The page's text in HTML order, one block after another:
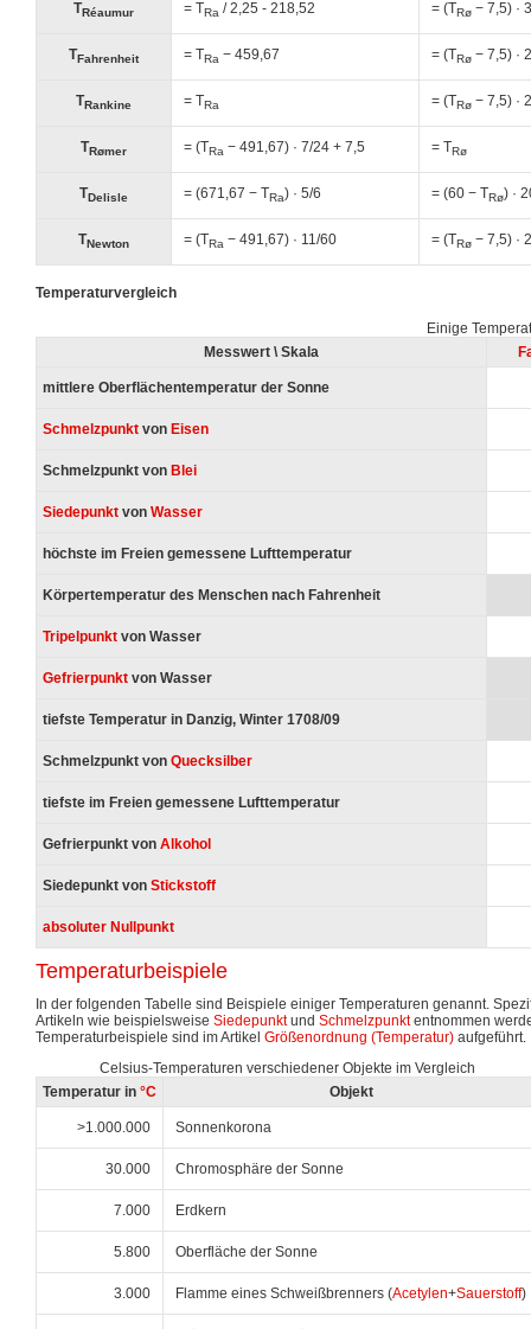
TRéaumur = TRa / 2,25 - 218,52 = (TRø − 7,5) ·
TFahrenheit = TRa − 459,67 = (TRø − 7,5) ·
TRankine = TRa = (TRø − 7,5) ·
TRømer = (TRa − 491,67) · 7/24 + 7,5 = TRø
TDelisle = (671,67 − TRa) · 5/6 = (60 − TRø) ·
TNewton = (TRa − 491,67) · 11/60 = (TRø − 7,5) ·
Temperaturvergleich
Einige
Messwert \ Skala
mittlere Oberflächentemperatur der Sonne
Schmelzpunkt von Eisen
Schmelzpunkt von Blei
Siedepunkt von Wasser
höchste im Freien gemessene Lufttemperatur
Körpertemperatur des Menschen nach Fahrenheit
Tripelpunkt von Wasser
Gefrierpunkt von Wasser
tiefste Temperatur in Danzig, Winter 1708/09
Schmelzpunkt von Quecksilber
tiefste im Freien gemessene Lufttemperatur
Gefrierpunkt von Alkohol
Siedepunkt von Stickstoff
absoluter Nullpunkt
Temperaturbeispiele
In der folgenden Tabelle sind Beispiele einiger Temperaturen genannt.
Artikeln wie beispielsweise Siedepunktund Schmelzpunktentnommen
Temperaturbeispiele sind im Artikel Größenordnung (Temperatur) aufgeführt.
Celsius-Temperaturen verschiedener Objekte im Vergleich
Temperatur in °C Objekt
>1.000.000 Sonnenkorona
30.000 Chromosphäre der Sonne
7.000 Erdkern
5.800 Oberfläche der Sonne
3.000 Flamme eines Schweißbrenners (Acetylen+Sauerstoff)